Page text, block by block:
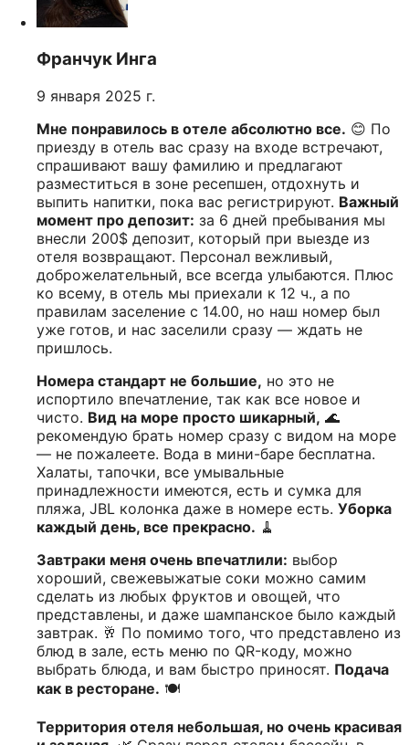
Франчук Инга
9 января 2025 г.
Мне понравилось в отеле абсолютно все. 😊 По
приезду в отель вас сразу на входе встречают,
спрашивают вашу фамилию и предлагают
разместиться в зоне ресепшен, отдохнуть и
выпить напитки, пока вас регистрируют. Важный
момент про депозит: за 6 дней пребывания мы
внесли 200$ депозит, который при выезде из
отеля возвращают. Персонал вежливый,
доброжелательный, все всегда улыбаются. Плюс
ко всему, в отель мы приехали к 12 ч., а по
правилам заселение с 14.00, но наш номер был
уже готов, и нас заселили сразу — ждать не
пришлось.
Номера стандарт не большие, но это не
испортило впечатление, так как все новое и
чисто. Вид на море просто шикарный, 🌊
рекомендую брать номер сразу с видом на море
— не пожалеете. Вода в мини-баре бесплатна.
Халаты, тапочки, все умывальные
принадлежности имеются, есть и сумка для
пляжа, JBL колонка даже в номере есть. Уборка
каждый день, все прекрасно. 🧹
Завтраки меня очень впечатлили: выбор
хороший, свежевыжатые соки можно самим
сделать из любых фруктов и овощей, что
представлены, и даже шампанское было каждый
завтрак. 🥂 По помимо того, что представлено из
блюд в зале, есть меню по QR-коду, можно
выбрать блюда, и вам быстро приносят. Подача
как в ресторане. 🍽️
Территория отеля небольшая, но очень красивая